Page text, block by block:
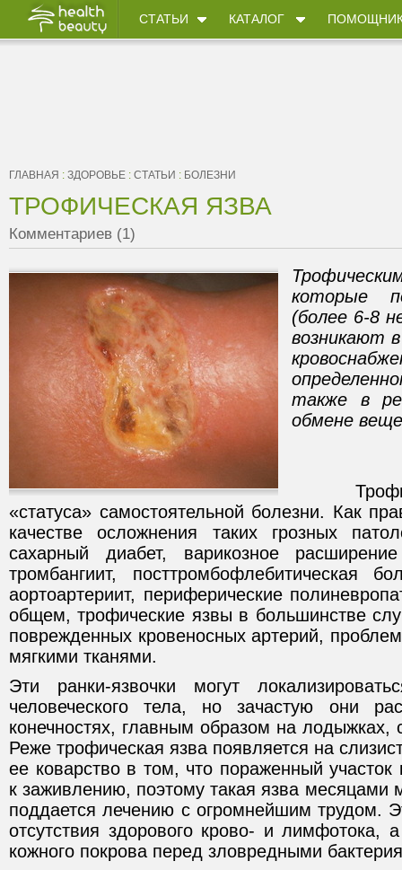
СТАТЬИ КАТАЛОГ
ГЛАВНАЯ : ЗДОРОВЬЕ : СТАТЬИ : БОЛЕЗНИ
ТРОФИЧЕСКАЯ ЯЗВА
Комментариев (1)
которые
(более 6-8
возникают
также в
обмене
«статуса» самостоятельной болезни. Как
качестве осложнения таких грозных
сахарный диабет, варикозное
тромбангиит, посттромбофлебитическая
аортоартериит, периферические
общем, трофические язвы в большинстве
поврежденных кровеносных артерий,
мягкими тканями.
Эти ранки-язвочки могут
человеческого тела, но зачастую они
конечностях, главным образом на лодыжках,
Реже трофическая язва появляется на
ее коварство в том, что пораженный участок
к заживлению, поэтому такая язва месяцами
поддается лечению с огромнейшим трудом.
отсутствия здорового крово- и лимфотока,
кожного покрова перед зловредными